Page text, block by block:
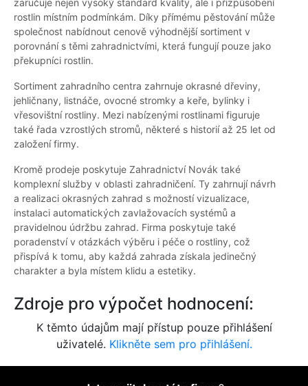
zaručuje nejen vysoký standard kvality, ale i přizpůsobení
rostlin místním podmínkám. Díky přímému pěstování může
společnost nabídnout cenově výhodnější sortiment v
porovnání s těmi zahradnictvími, která fungují pouze jako
překupníci rostlin.
Sortiment zahradního centra zahrnuje okrasné dřeviny,
jehličnany, listnáče, ovocné stromky a keře, bylinky i
vřesovištní rostliny. Mezi nabízenými rostlinami figuruje
také řada vzrostlých stromů, některé s historií až 25 let od
založení firmy.
Kromě prodeje poskytuje Zahradnictví Novák také
komplexní služby v oblasti zahradničení. Ty zahrnují návrh
a realizaci okrasných zahrad s možností vizualizace,
instalaci automatických zavlažovacích systémů a
pravidelnou údržbu zahrad. Firma poskytuje také
poradenství v otázkách výběru i péče o rostliny, což
přispívá k tomu, aby každá zahrada získala jedinečný
charakter a byla místem klidu a estetiky.
Zdroje pro výpočet hodnocení:
K těmto údajům mají přístup pouze přihlášení
uživatelé. Klikněte sem pro přihlášení.